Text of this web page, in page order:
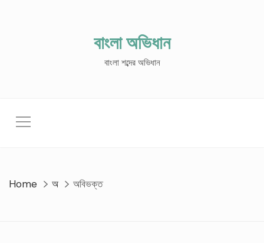
বাংলা অভিধান
বাংলা শব্দের অভিধান
Home অ অবিভক্ত